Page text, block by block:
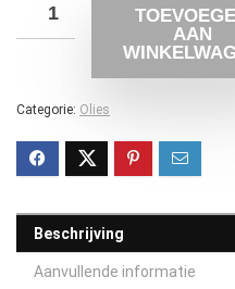
AAN
Categorie: Olies
Beschrijving
Aanvullende informatie